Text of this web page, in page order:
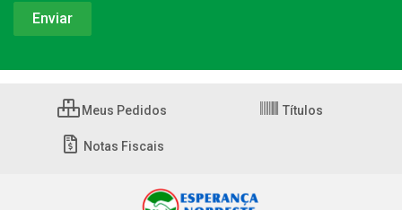
Meus Pedidos Títulos
Notas Fiscais